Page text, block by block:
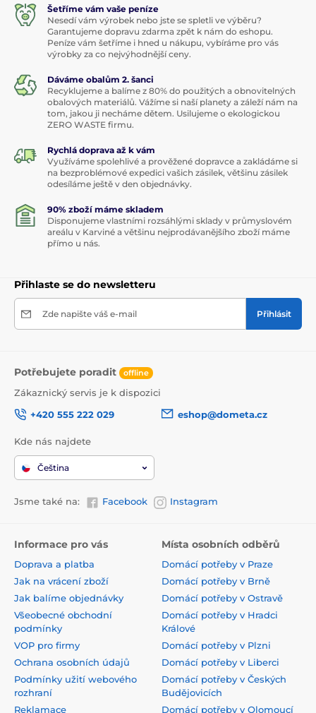
Šetříme vám vaše peníze
Nesedí vám výrobek nebo jste se spletli ve výběru?
Garantujeme dopravu zdarma zpět k nám do eshopu.
Peníze vám šetříme i hned u nákupu, vybíráme pro vás
výrobky za co nejvýhodnější ceny.
Dáváme obalům 2. šanci
Recyklujeme a balíme z 80% do použitých a obnovitelných
obalových materiálů. Vážíme si naší planety a záleží nám na
tom, jakou ji necháme dětem. Usilujeme o ekologickou
ZERO WASTE firmu.
Rychlá doprava až k vám
Využíváme spolehlivé a prověžené dopravce a zakládáme si
na bezproblémové expedici vašich zásilek, většinu zásilek
odesíláme ještě v den objednávky.
90% zboží máme skladem
Disponujeme vlastními rozsáhlými sklady v průmyslovém
areálu v Karviné a většinu nejprodávanějšího zboží máme
přímo u nás.
Přihlaste se do newsletteru
Zde napište váš e-mail Přihlásit
Potřebujete poradit offline
Zákaznický servis je k dispozici
+420 555 222 029
eshop@dometa.cz
Kde nás najdete
Čeština
Jsme také na: Facebook Instagram
Informace pro vás
Doprava a platba
Jak na vrácení zboží
Jak balíme objednávky
Všeobecné obchodní
podmínky
VOP pro firmy
Ochrana osobních údajů
Podmínky užití webového
rozhraní
Reklamace
Místa osobních odběrů
Domácí potřeby v Praze
Domácí potřeby v Brně
Domácí potřeby v Ostravě
Domácí potřeby v Hradci
Králové
Domácí potřeby v Plzni
Domácí potřeby v Liberci
Domácí potřeby v Českých
Budějovicích
Domácí potřeby v Olomoucí